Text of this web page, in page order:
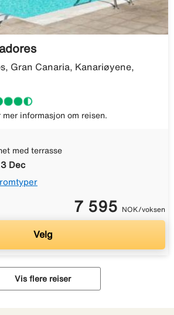
Gran Canaria, Kanariøyene,
mer informasjon om reisen.
med terrasse
Dec
7 595 NOK/voksen
Velg
Vis flere reiser